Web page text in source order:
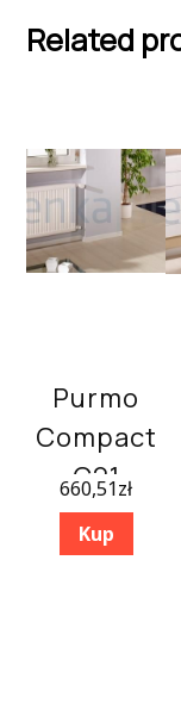
Related
Purmo
Compact
C21
550×1400
660,51zł
Kup